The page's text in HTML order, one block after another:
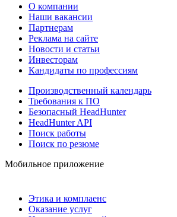
О компании
Наши вакансии
Партнерам
Реклама на сайте
Новости и статьи
Инвесторам
Кандидаты по профессиям
Производственный календарь
Требования к ПО
Безопасный HeadHunter
HeadHunter API
Поиск работы
Поиск по резюме
Мобильное приложение
Этика и комплаенс
Оказание услуг